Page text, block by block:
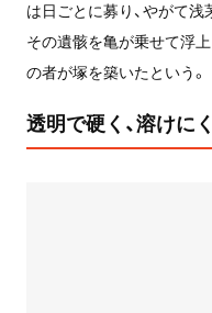
は日ごとに募り、やがて浅
その遺骸を亀が乗せて浮
の者が塚を築いたという。
透明で硬く、溶けに